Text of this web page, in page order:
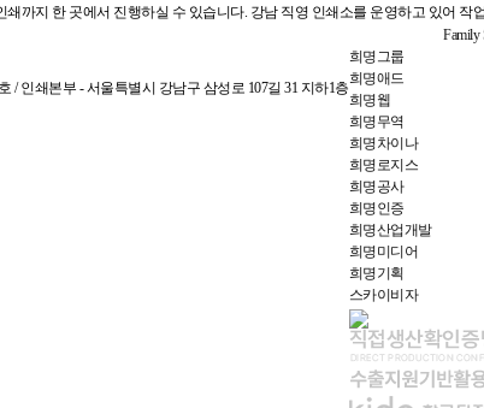
까지 한 곳에서 진행하실 수 있습니다. 강남 직영 인쇄소를 운영하고 있어 작
/ 인쇄본부 - 서울특별시 강남구 삼성로 107길 31 지하1층
Family
희명그룹
희명애드
희명웹
희명무역
희명차이나
희명로지스
희명공사
희명인증
희명산업개발
희명미디어
희명기획
스카이비자